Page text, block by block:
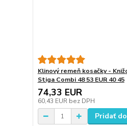
Klinový remeň kosačky -
Stiga Combi 48 53 EUR 40 45
74,33 EUR
60,43 EUR bez DPH
Pridať